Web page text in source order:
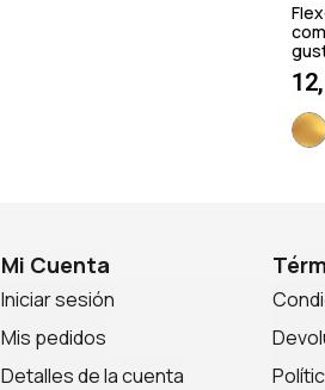
Mi Cuenta
Iniciar sesión
Mis pedidos
Detalles de la cuenta